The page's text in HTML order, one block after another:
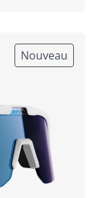
Nouveau